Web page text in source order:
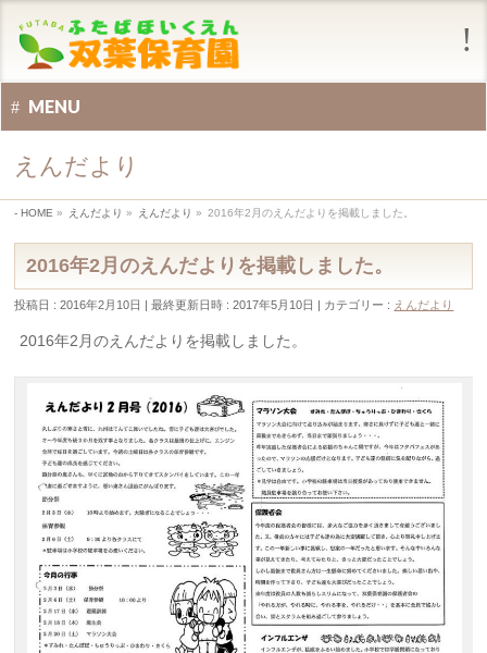
MENU
えんだより
HOME » えんだより » えんだより » 2016年2月のえんだよりを掲載しました。
2016年2月のえんだよりを掲載しました。
投稿日 : 2016年2月10日 最終更新日時 : 2017年5月10日 カテゴリー : えんだより
2016年2月のえんだよりを掲載しました。